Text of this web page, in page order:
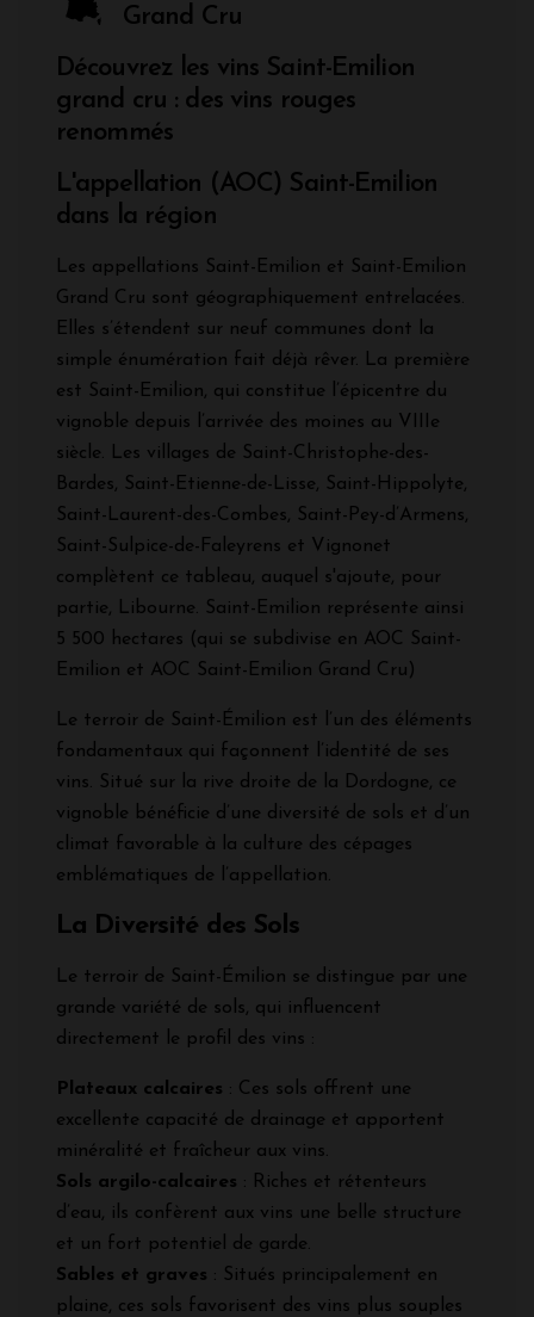
Grand Cru
Découvrez les vins Saint-Emilion
grand cru : des vins rouges
renommés
L'appellation (AOC) Saint-Emilion
dans la région
Les appellations Saint-Emilion et Saint-Emilion
Grand Cru sont géographiquement entrelacées.
Elles s’étendent sur neuf communes dont la
simple énumération fait déjà rêver. La première
est Saint-Emilion, qui constitue l’épicentre du
vignoble depuis l’arrivée des moines au VIIIe
siècle. Les villages de Saint-Christophe-des-
Bardes, Saint-Etienne-de-Lisse, Saint-Hippolyte,
Saint-Laurent-des-Combes, Saint-Pey-d’Armens,
Saint-Sulpice-de-Faleyrens et Vignonet
complètent ce tableau, auquel s'ajoute, pour
partie, Libourne. Saint-Emilion représente ainsi
5 500 hectares (qui se subdivise en AOC Saint-
Emilion et AOC Saint-Emilion Grand Cru)
Le terroir de Saint-Émilion est l’un des éléments
fondamentaux qui façonnent l’identité de ses
vins. Situé sur la rive droite de la Dordogne, ce
vignoble bénéficie d’une diversité de sols et d’un
climat favorable à la culture des cépages
emblématiques de l’appellation.
La Diversité des Sols
Le terroir de Saint-Émilion se distingue par une
grande variété de sols, qui influencent
directement le profil des vins :
Plateaux calcaires : Ces sols offrent une
excellente capacité de drainage et apportent
minéralité et fraîcheur aux vins.
Sols argilo-calcaires : Riches et rétenteurs
d’eau, ils confèrent aux vins une belle structure
et un fort potentiel de garde.
Sables et graves : Situés principalement en
plaine, ces sols favorisent des vins plus souples